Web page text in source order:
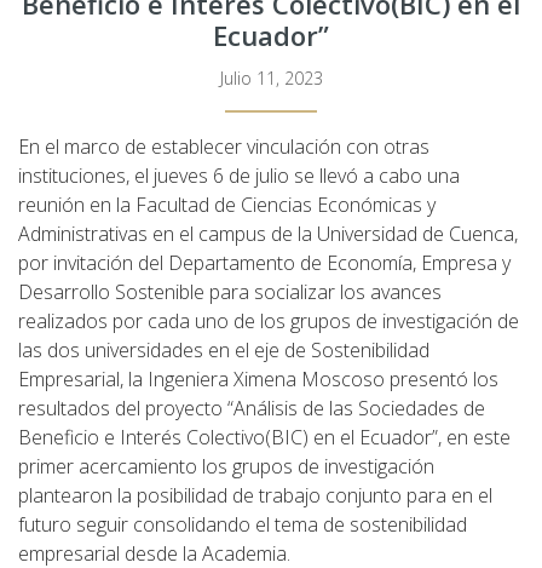
Ecuador”
Julio 11, 2023
En el marco de establecer vinculación con otras
instituciones, el jueves 6 de julio se llevó a cabo una
reunión en la Facultad de Ciencias Económicas y
Administrativas en el campus de la Universidad de Cuenca,
por invitación del Departamento de Economía, Empresa y
Desarrollo Sostenible para socializar los avances
realizados por cada uno de los grupos de investigación de
las dos universidades en el eje de Sostenibilidad
Empresarial, la Ingeniera Ximena Moscoso presentó los
resultados del proyecto “Análisis de las Sociedades de
Beneficio e Interés Colectivo(BIC) en el Ecuador”, en este
primer acercamiento los grupos de investigación
plantearon la posibilidad de trabajo conjunto para en el
futuro seguir consolidando el tema de sostenibilidad
empresarial desde la Academia.